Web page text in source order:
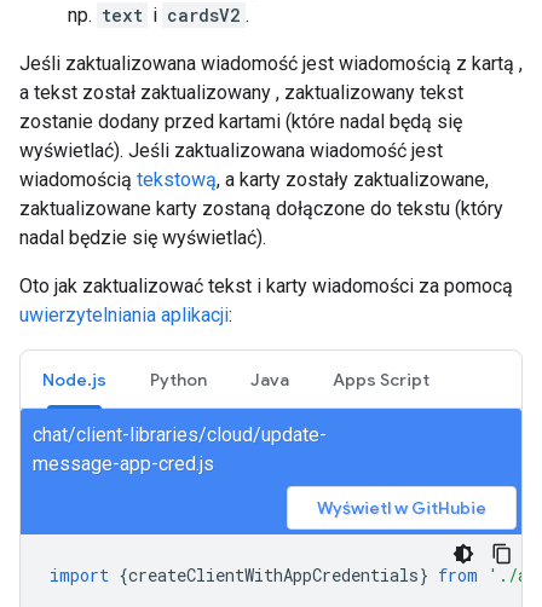
np. text i cardsV2 .
Jeśli zaktualizowana wiadomość jest wiadomością z kartą ,
a tekst został zaktualizowany , zaktualizowany tekst
zostanie dodany przed kartami (które nadal będą się
wyświetlać). Jeśli zaktualizowana wiadomość jest
wiadomością tekstową, a karty zostały zaktualizowane,
zaktualizowane karty zostaną dołączone do tekstu (który
nadal będzie się wyświetlać).
Oto jak zaktualizować tekst i karty wiadomości za pomocą
uwierzytelniania aplikacji:
Node.js Python Java Apps Script
chat/client-libraries/cloud/update-
message-app-cred.js
Wyświetl w GitHubie
import {createClientWithAppCredentials} from './